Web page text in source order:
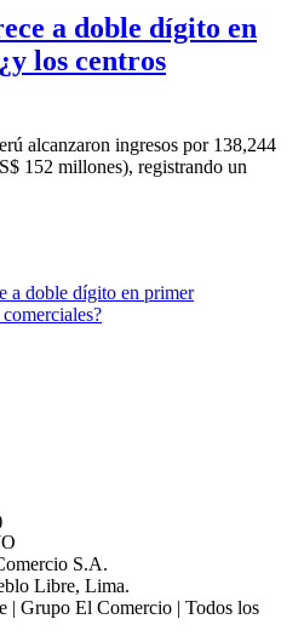
a doble dígito en
los centros
alcanzaron ingresos por 138,244
152 millones), registrando un
S.A.
Libre, Lima.
| Grupo El Comercio | Todos los